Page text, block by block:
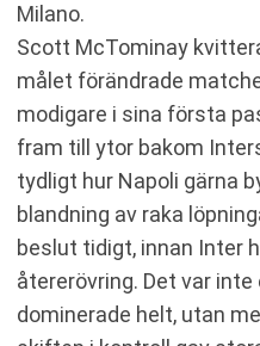
Milano.
Scott McTominay
målet förändrade
modigare i sina första
fram till ytor bakom
tydligt hur Napoli gärna
blandning av raka
beslut tidigt, innan Inter
återerövring. Det var
dominerade helt, utan